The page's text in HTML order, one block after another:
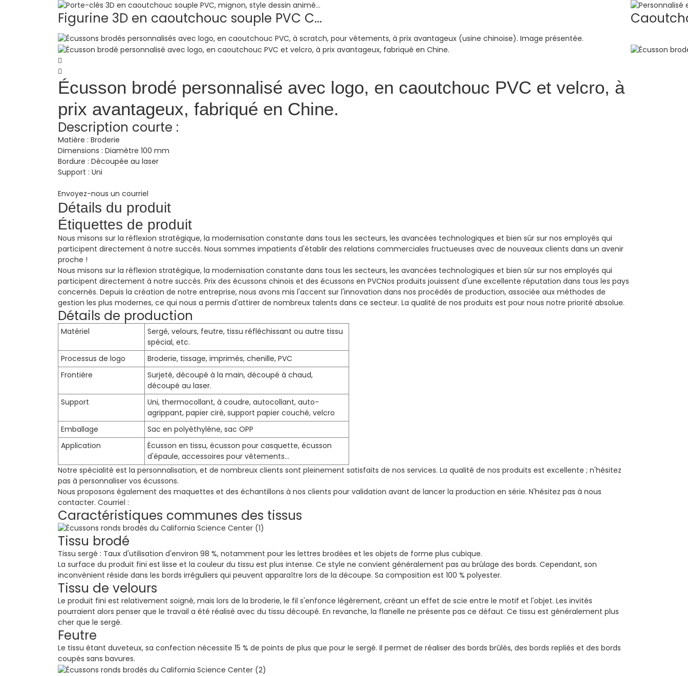
Figurine 3D en caoutchouc souple PVC C...
Écusson brodé personnalisé avec logo, en caoutchouc PVC et velcro, à
prix avantageux, fabriqué en Chine.
Description courte :
Matière : Broderie
Dimensions : Diamètre 100 mm
Bordure : Découpée au laser
Support : Uni
Envoyez-nous un courriel
Détails du produit
Étiquettes de produit
Nous misons sur la réflexion stratégique, la modernisation constante dans tous les secteurs, les avancées technologiques et bien sûr sur nos employés qui
participent directement à notre succès. Nous sommes impatients d'établir des relations commerciales fructueuses avec de nouveaux clients dans un avenir
proche !
Nous misons sur la réflexion stratégique, la modernisation constante dans tous les secteurs, les avancées technologiques et bien sûr sur nos employés qui
participent directement à notre succès. Prix ​​des écussons chinois et des écussons en PVCNos produits jouissent d'une excellente réputation dans tous les pays
concernés. Depuis la création de notre entreprise, nous avons mis l'accent sur l'innovation dans nos procédés de production, associée aux méthodes de
gestion les plus modernes, ce qui nous a permis d'attirer de nombreux talents dans ce secteur. La qualité de nos produits est pour nous notre priorité absolue.
Détails de production
Matériel
Sergé, velours, feutre, tissu réfléchissant ou autre tissu
spécial, etc.
Processus de logo
Broderie, tissage, imprimés, chenille, PVC
Frontière
Surjeté, découpé à la main, découpé à chaud,
découpé au laser.
Support
Uni, thermocollant, à coudre, autocollant, auto-
agrippant, papier ciré, support papier couché, velcro
Emballage
Sac en polyéthylène, sac OPP
Application
Écusson en tissu, écusson pour casquette, écusson
d'épaule, accessoires pour vêtements…
Notre spécialité est la personnalisation, et de nombreux clients sont pleinement satisfaits de nos services. La qualité de nos produits est excellente ; n'hésitez
pas à personnaliser vos écussons.
Nous proposons également des maquettes et des échantillons à nos clients pour validation avant de lancer la production en série. N'hésitez pas à nous
contacter. Courriel :
Caractéristiques communes des tissus
Tissu brodé
Tissu sergé : Taux d'utilisation d'environ 98 %, notamment pour les lettres brodées et les objets de forme plus cubique.
La surface du produit fini est lisse et la couleur du tissu est plus intense. Ce style ne convient généralement pas au brûlage des bords. Cependant, son
inconvénient réside dans les bords irréguliers qui peuvent apparaître lors de la découpe. Sa composition est 100 % polyester.
Tissu de velours
Le produit fini est relativement soigné, mais lors de la broderie, le fil s'enfonce légèrement, créant un effet de scie entre le motif et l'objet. Les invités
pourraient alors penser que le travail a été réalisé avec du tissu découpé. En revanche, la flanelle ne présente pas ce défaut. Ce tissu est généralement plus
cher que le sergé.
Feutre
Le tissu étant duveteux, sa confection nécessite 15 % de points de plus que pour le sergé. Il permet de réaliser des bords brûlés, des bords repliés et des bords
coupés sans bavures.